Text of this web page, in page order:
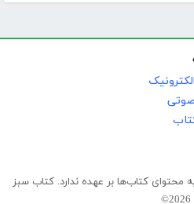
کتاب‌ها بر عهده ندارد. کتاب سبز
2026©